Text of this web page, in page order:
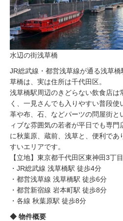
水辺の街浅草橋
JR総武線・都営浅草線が通る浅草
草橋は、実は住所は千代田区。
浅草橋駅周辺のきどらない飲食店は
く、一見さんでも入りやすい普段
革や布、石、などパーツの問屋街と
ィブな雰囲気の若者が平日でも専
に秋葉原、蔵前、浅草と、便利で
すいエリアです。
【立地】東京都千代田区東神田3丁目
・JR総武線 浅草橋駅 徒歩4分
・都営浅草線 浅草橋駅 徒歩6分
・都営新宿線 岩本町駅 徒歩8分
・各線 秋葉原駅 徒歩8分
◆ 物件概要